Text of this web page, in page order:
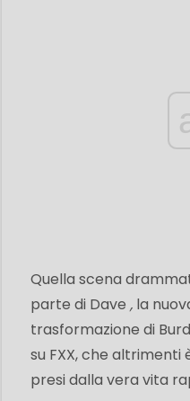
Quella scena
parte di Dave , la
trasformazione di
su FXX, che
presi dalla vera vita